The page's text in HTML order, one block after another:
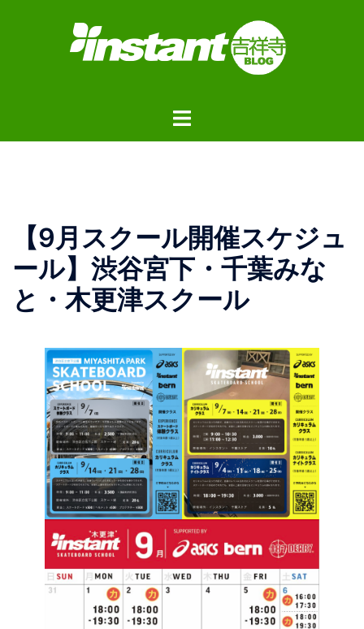
ト
ー
【9月スクール開催スケジュ
ール】渋谷宮下・千葉みな
と・木更津スクール